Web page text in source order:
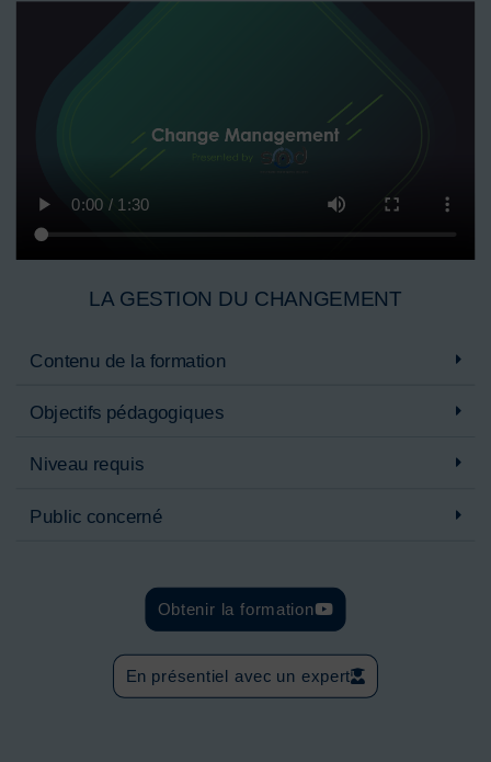
LA GESTION DU CHANGEMENT
Contenu de la formation
Objectifs pédagogiques
Niveau requis
Public concerné
Obtenir la formation
En présentiel avec un expert